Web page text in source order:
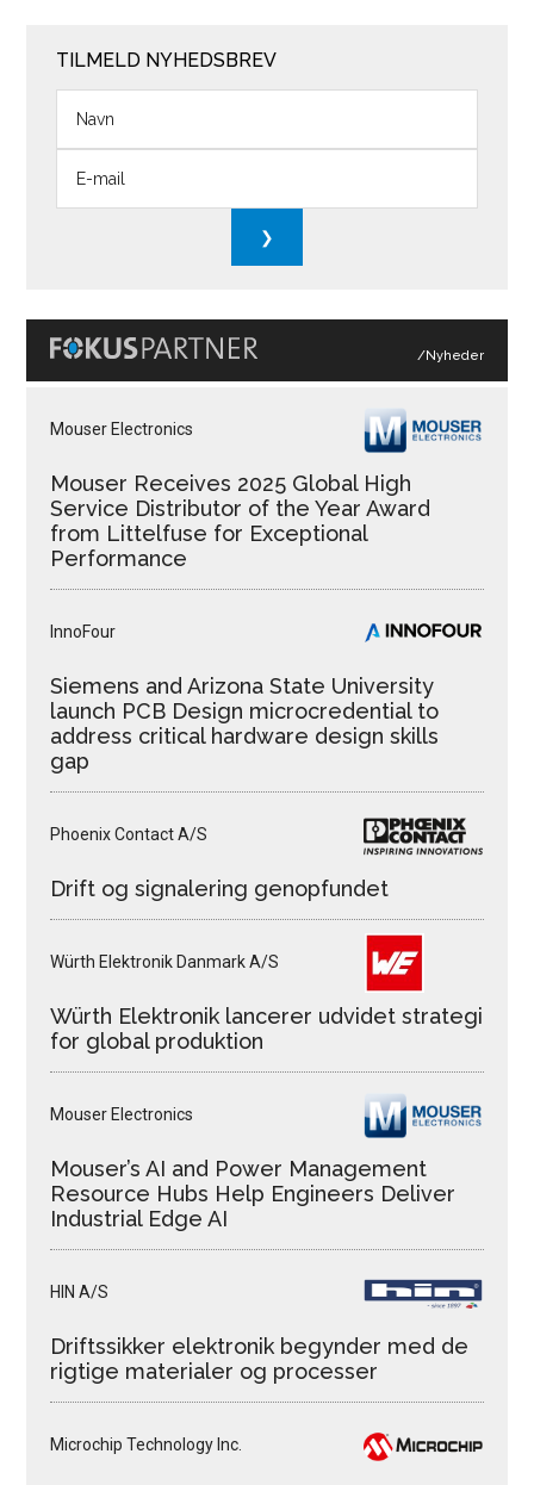
TILMELD NYHEDSBREV
/Nyheder
Mouser Electronics
Mouser Receives 2025 Global High
Service Distributor of the Year Award
from Littelfuse for Exceptional
Performance
InnoFour
Siemens and Arizona State University
launch PCB Design microcredential to
address critical hardware design skills
gap
Phoenix Contact A/S
Drift og signalering genopfundet
Würth Elektronik Danmark A/S
Würth Elektronik lancerer udvidet strategi
for global produktion
Mouser Electronics
Mouser’s AI and Power Management
Resource Hubs Help Engineers Deliver
Industrial Edge AI
HIN A/S
Driftssikker elektronik begynder med de
rigtige materialer og processer
Microchip Technology Inc.